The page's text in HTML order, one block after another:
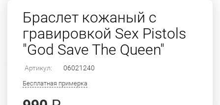
Браслет кожаный с
гравировкой Sex Pistols
"God Save The Queen"
Артикул: 06021240
Бесплатная примерка